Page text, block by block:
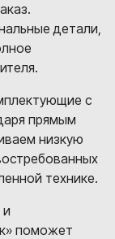
детали,
с
прямым
низкую
технике.
поможет